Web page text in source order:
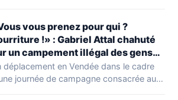
vous prenez pour qui ?
!» : Gabriel Attal chahuté
un campement illégal des gens
voyage
déplacement en Vendée dans le cadre
journée de campagne consacrée aux